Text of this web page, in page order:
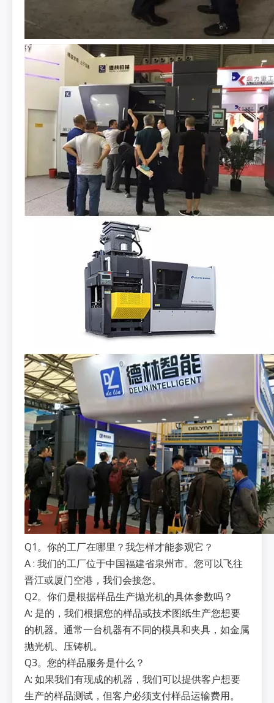
Q1。你的工厂在哪里？我怎样才能参观它？
A : 我们的工厂位于中国福建省泉州市。您可以飞往
晋江或厦门空港，我们会接您。
Q2。你们是根据样品生产抛光机的具体参数吗？
A: 是的，我们根据您的样品或技术图纸生产您想要
的机器。通常一台机器有不同的模具和夹具，如金属
抛光机、压铸机。
Q3。您的样品服务是什么？
A: 如果我们有现成的机器，我们可以提供客户想要
生产的样品测试，但客户必须支付样品运输费用。